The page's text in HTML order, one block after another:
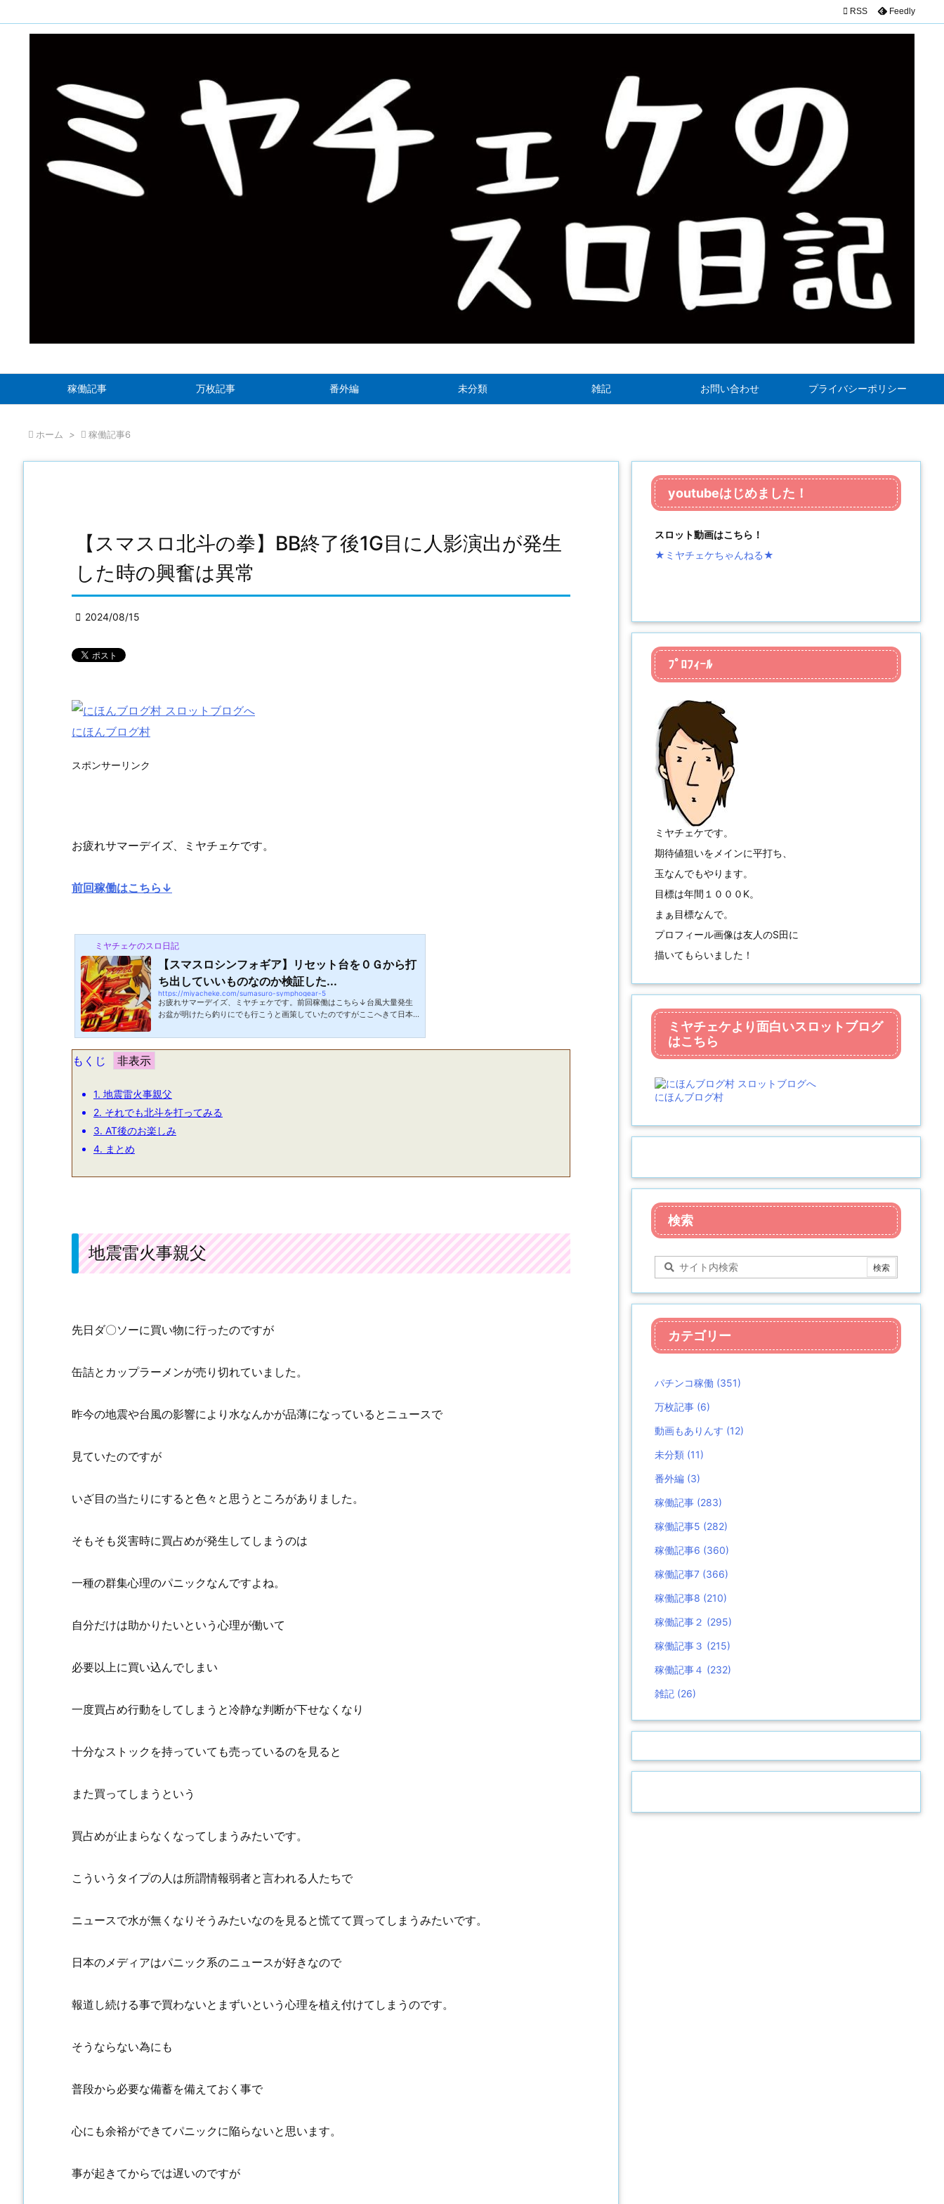
稼働記事 万枚記事 番外編 未分類 雑記 お問い合わせ プライバシーポリシー
 RSS Feedly
 ホーム >  稼働記事6
【スマスロ北斗の拳】BB終了後1G目に人影演出が発生
した時の興奮は異常
 2024/08/15
にほんブログ村
スポンサーリンク
お疲れサマーデイズ、ミヤチェケです。
前回稼働はこちら↓
ミヤチェケのスロ日記
【スマスロシンフォギア】リセット台を０Ｇから打
ち出していいものなのか検証した...
https://miyacheke.com/sumasuro-symphogear-5
お疲れサマーデイズ、ミヤチェケです。前回稼働はこちら↓台風大量発生
お盆が明けたら釣りにでも行こうと画策していたのですがここへきて日本
方では被害が出ているようですしそんなさ中での6号7号という連
発・・・！特に7号は本州を直撃する予報という事なので今から緊張感が走
もくじ
1. 地震雷火事親父
2. それでも北斗を打ってみる
3. AT後のお楽しみ
4. まとめ
地震雷火事親父
先日ダ〇ソーに買い物に行ったのですが
缶詰とカップラーメンが売り切れていました。
昨今の地震や台風の影響により水なんかが品薄になっているとニュースで
見ていたのですが
いざ目の当たりにすると色々と思うところがありました。
そもそも災害時に買占めが発生してしまうのは
一種の群集心理のパニックなんですよね。
自分だけは助かりたいという心理が働いて
必要以上に買い込んでしまい
一度買占め行動をしてしまうと冷静な判断が下せなくなり
十分なストックを持っていても売っているのを見ると
また買ってしまうという
買占めが止まらなくなってしまうみたいです。
こういうタイプの人は所謂情報弱者と言われる人たちで
ニュースで水が無くなりそうみたいなのを見ると慌てて買ってしまうみたいです。
日本のメディアはパニック系のニュースが好きなので
報道し続ける事で買わないとまずいという心理を植え付けてしまうのです。
そうならない為にも
普段から必要な備蓄を備えておく事で
心にも余裕ができてパニックに陥らないと思います。
事が起きてからでは遅いのですが
youtubeはじめました！
スロット動画はこちら！
★ミヤチェケちゃんねる★
ﾌﾟﾛﾌｨｰﾙ
ミヤチェケです。
期待値狙いをメインに平打ち、
玉なんでもやります。
目標は年間１０００K。
まぁ目標なんで。
プロフィール画像は友人のS田に
描いてもらいました！
ミヤチェケより面白いスロットブログ
はこちら
にほんブログ村
検索
カテゴリー
パチンコ稼働 (351)
万枚記事 (6)
動画もありんす (12)
未分類 (11)
番外編 (3)
稼働記事 (283)
稼働記事5 (282)
稼働記事6 (360)
稼働記事7 (366)
稼働記事8 (210)
稼働記事２ (295)
稼働記事３ (215)
稼働記事４ (232)
雑記 (26)